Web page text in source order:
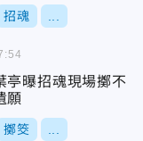
招魂
亭曝招魂現場擲不
願
擲筊